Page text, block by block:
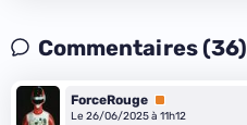
Commentaires (36)
ForceRouge Premium
Le 26/06/2025 à 11h12